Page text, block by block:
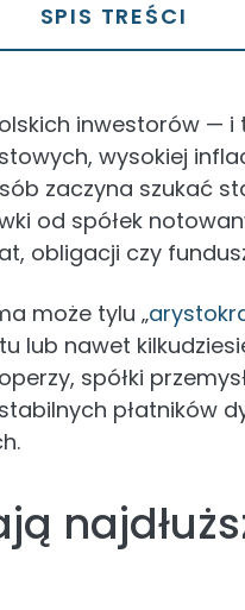
SPIS TREŚCI
inwestorów — i
wysokiej
zaczyna szukać
od spółek
obligacji czy
może tylu „
lub nawet
spółki
płatników